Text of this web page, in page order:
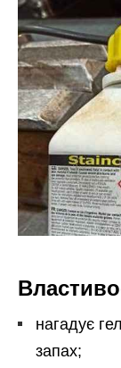
нагадує
запах;